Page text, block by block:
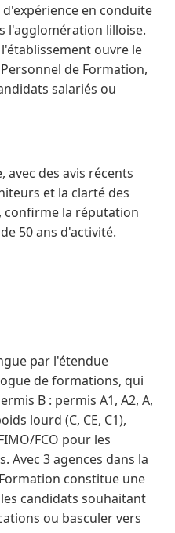
en conduite
l'agglomération lilloise.
ouvre le
de Formation,
salariés ou
avec des avis récents
et la clarté des
confirme la réputation
50 ans d'activité.
par l'étendue
de formations, qui
B : permis A1, A2, A,
lourd (C, CE, C1),
FCO pour les
Avec 3 agences dans la
constitue une
candidats souhaitant
ou basculer vers